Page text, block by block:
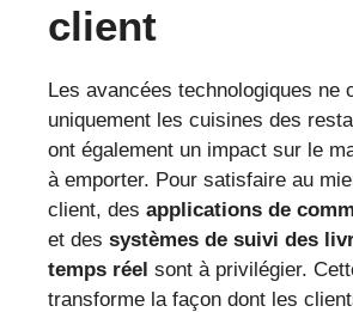
client
Les avancées technologiques ne
uniquement les cuisines des
ont également un impact sur le
à emporter. Pour satisfaire au
client, des applications de
et des systèmes de suivi des
temps réel sont à privilégier.
transforme la façon dont les